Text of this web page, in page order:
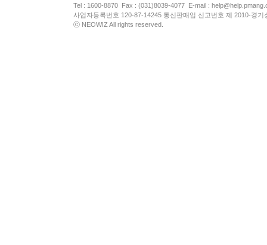
Tel : 1600-8870 Fax : (031)8039-4077 E-mail :
사업자등록번호 120-87-14245 통신판매업 신고번호 제 2010-경
ⓒ NEOWIZ All rights reserved.